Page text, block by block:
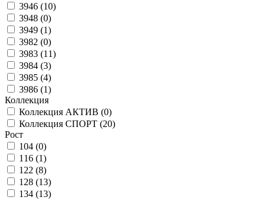
3946 (10)
3948 (0)
3949 (1)
3982 (0)
3983 (11)
3984 (3)
3985 (4)
3986 (1)
Коллекция
Коллекция АКТИВ (0)
Коллекция СПОРТ (20)
Рост
104 (0)
116 (1)
122 (8)
128 (13)
134 (13)